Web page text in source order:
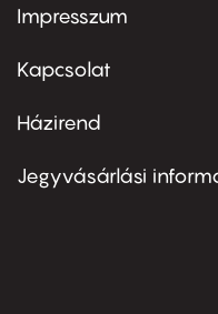
Footer
first
Impresszum
Kapcsolat
Footer
second
Házirend
Jegyvásárlási